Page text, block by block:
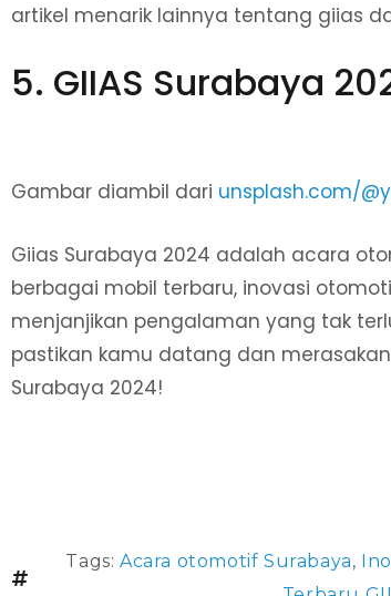
artikel menarik lainnya tentang giias
5. GIIAS Surabaya
Gambar diambil dari unsplash.com/
Giias Surabaya 2024 adalah acara
berbagai mobil terbaru, inovasi
menjanjikan pengalaman yang tak
pastikan kamu datang dan
Surabaya 2024!
Tags: Acara otomotif Surabaya,